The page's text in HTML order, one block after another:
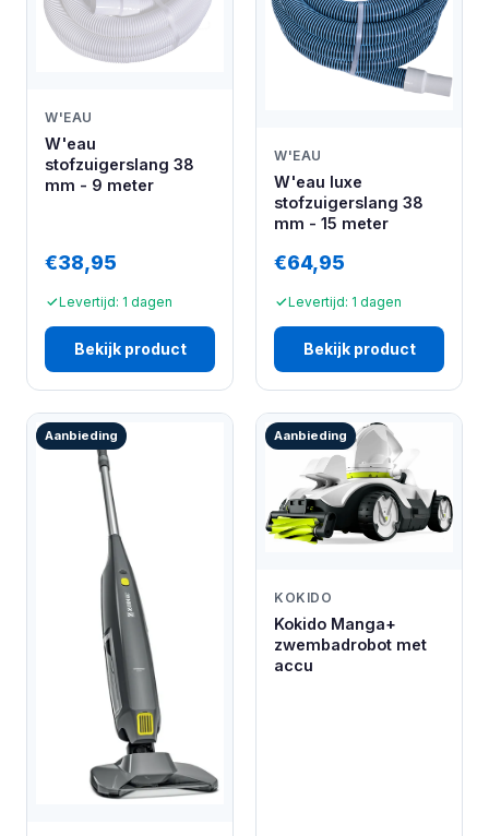
W'EAU
W'eau
stofzuigerslang 38
mm - 9 meter
€38,95
Levertijd: 1 dagen
Bekijk product
W'EAU
W'eau luxe
stofzuigerslang 38
mm - 15 meter
€64,95
Levertijd: 1 dagen
Bekijk product
Aanbieding Aanbieding
KOKIDO
Kokido Manga+
zwembadrobot met
accu